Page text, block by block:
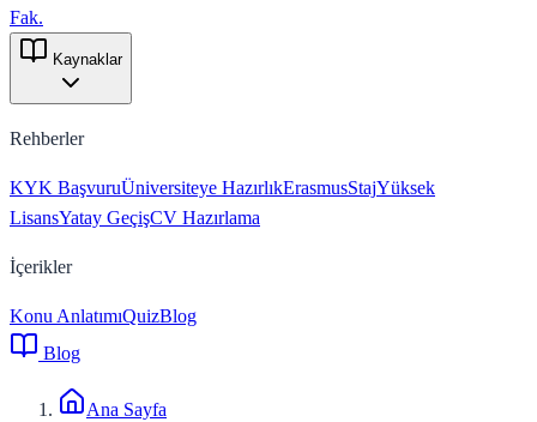
Fak.
Kaynaklar
Rehberler
KYK BaşvuruÜniversiteye HazırlıkErasmusStajYüksek
LisansYatay GeçişCV Hazırlama
İçerikler
Konu AnlatımıQuizBlog
Blog
Ana Sayfa